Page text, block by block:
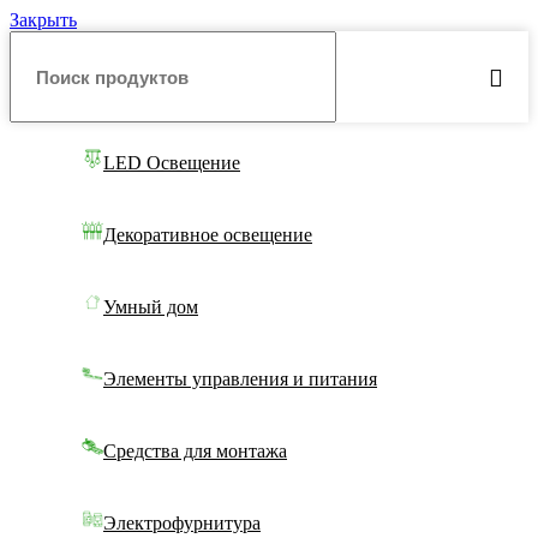
Закрыть
LED Освещение
Декоративное освещение
Умный дом
Элементы управления и питания
Средства для монтажа
Электрофурнитура